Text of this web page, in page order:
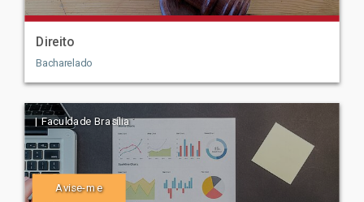
Direito
Bacharelado
| Faculdade Brasília
Avise-me